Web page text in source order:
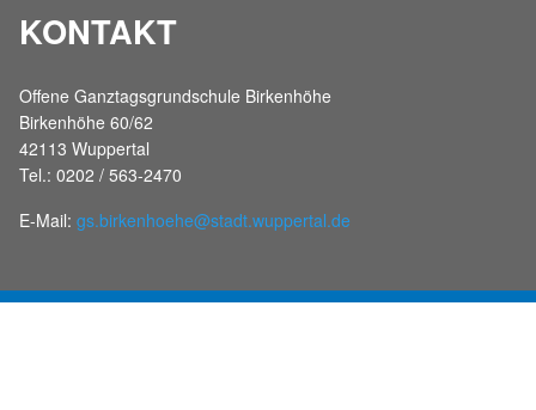
KONTAKT
Offene Ganztagsgrundschule Birkenhöhe
Birkenhöhe 60/62
42113 Wuppertal
Tel.: 0202 / 563-2470
E-Mail: gs.birkenhoehe@stadt.wuppertal.de